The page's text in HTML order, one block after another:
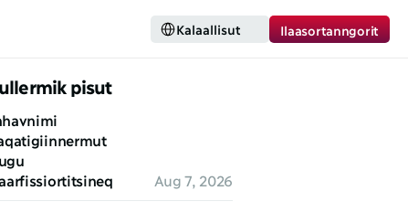
Select Language
Kalaallisut Ilaasortanngorit
pisut
Aug 7, 2026